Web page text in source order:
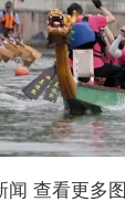
闻 查看更多